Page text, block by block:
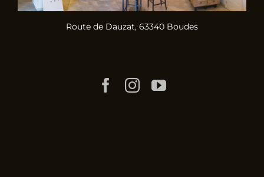
Route de Dauzat, 63340 Boudes